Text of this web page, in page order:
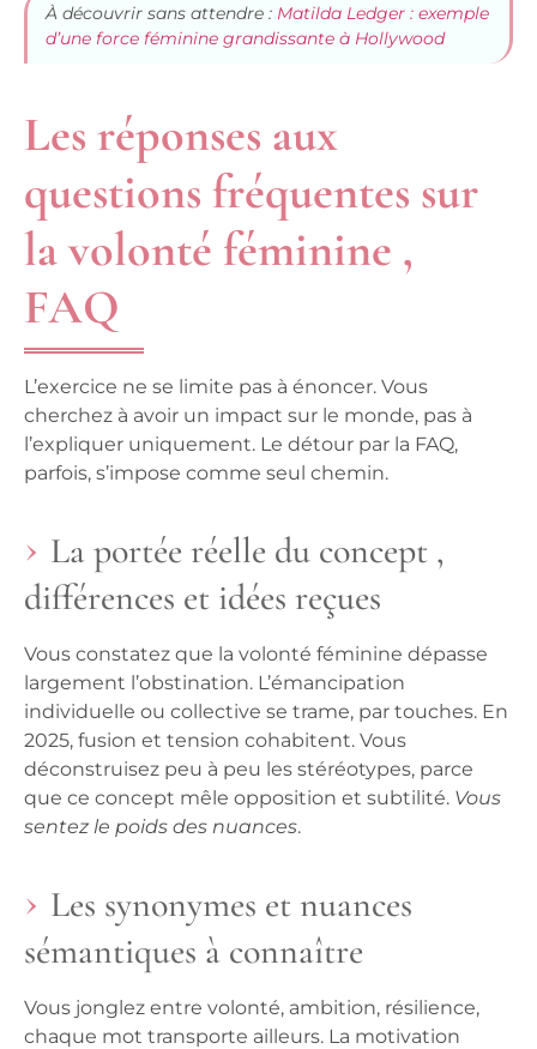
À découvrir sans attendre : Matilda Ledger : exemple
d’une force féminine grandissante à Hollywood
Les réponses aux
questions fréquentes sur
la volonté féminine ,
FAQ
L’exercice ne se limite pas à énoncer. Vous
cherchez à avoir un impact sur le monde, pas à
l’expliquer uniquement. Le détour par la FAQ,
parfois, s’impose comme seul chemin.
La portée réelle du concept ,
différences et idées reçues
Vous constatez que la volonté féminine dépasse
largement l’obstination. L’émancipation
individuelle ou collective se trame, par touches. En
2025, fusion et tension cohabitent. Vous
déconstruisez peu à peu les stéréotypes, parce
que ce concept mêle opposition et subtilité. Vous
sentez le poids des nuances.
Les synonymes et nuances
sémantiques à connaître
Vous jonglez entre volonté, ambition, résilience,
chaque mot transporte ailleurs. La motivation